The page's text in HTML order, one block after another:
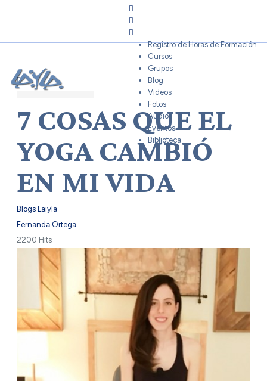
Registro de Horas de Formación
Cursos
Grupos
Blog
Videos
Fotos
Audios
Eventos
Biblioteca
7 COSAS QUE EL
YOGA CAMBIÓ
EN MI VIDA
Blogs Laiyla
Fernanda Ortega
2200 Hits